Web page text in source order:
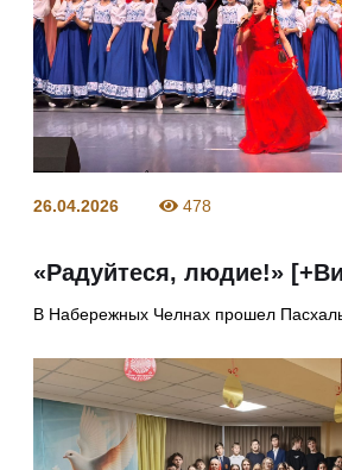
26.04.2026 478
«Радуйтеся, людие!»
В Набережных Челнах прошел